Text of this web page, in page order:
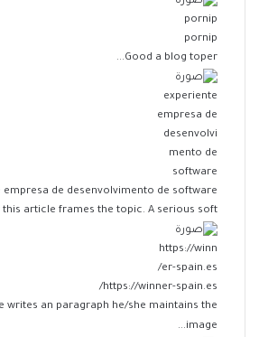
pornip
Good a blog toper...
empresa de desenvolvimento de software
this article frames the topic. A serious soft...
https://winner-spain.es/
writes an paragraph he/she maintains the
image...